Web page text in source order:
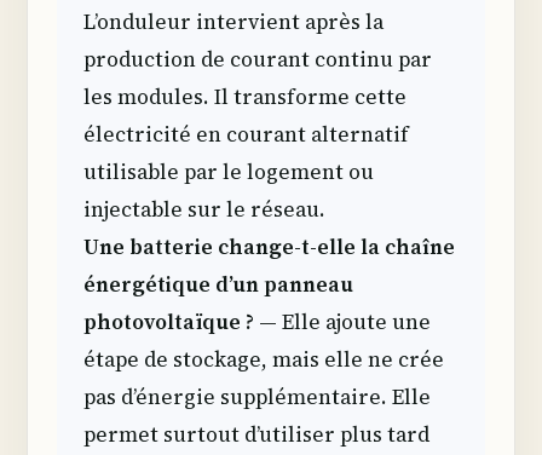
L’onduleur intervient après la
production de courant continu par
les modules. Il transforme cette
électricité en courant alternatif
utilisable par le logement ou
injectable sur le réseau.
Une batterie change-t-elle la chaîne
énergétique d’un panneau
photovoltaïque ? — Elle ajoute une
étape de stockage, mais elle ne crée
pas d’énergie supplémentaire. Elle
permet surtout d’utiliser plus tard